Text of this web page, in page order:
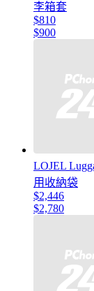
李箱套
$810
$900
LOJEL
用收納袋
$2,446
$2,780